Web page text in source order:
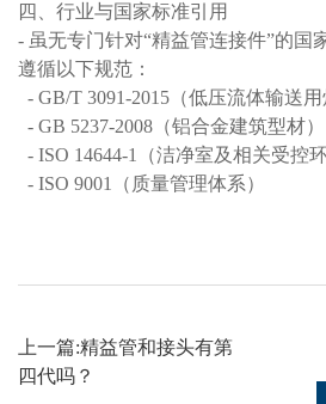
四、行业与国家标准引用
- 虽无专门针对“精益管连接件”的国
遵循以下规范：
- GB/T 3091-2015（低压流体输送用
- GB 5237-2008（铝合金建筑型材）
- ISO 14644-1（洁净室及相关受控环
- ISO 9001（质量管理体系）
上一篇:精益管和接头有第
四代吗？